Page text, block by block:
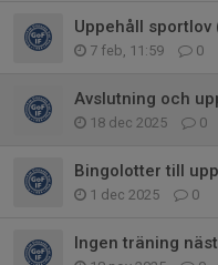
Uppehåll
7 feb, 11:59 0
Avslutning och
18 dec 2025 0
Bingolotter till
1 dec 2025 0
Ingen träning